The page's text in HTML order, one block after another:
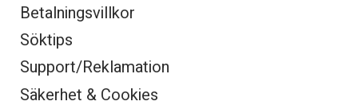
Betalningsvillkor
Söktips
Support/Reklamation
Säkerhet & Cookies